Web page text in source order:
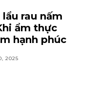
rau nấm
ẩm thực
hạnh phúc
2025